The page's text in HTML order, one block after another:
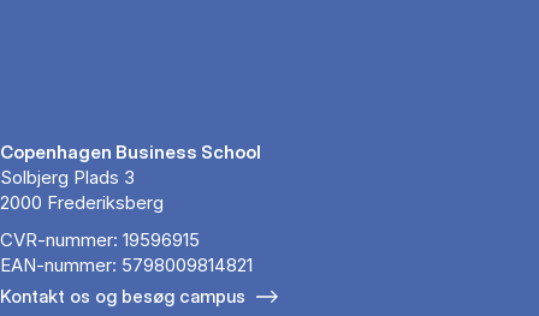
Copenhagen Business School
Solbjerg Plads 3
2000 Frederiksberg
CVR-nummer: 19596915
EAN-nummer: 5798009814821
Kontakt os og besøg campus